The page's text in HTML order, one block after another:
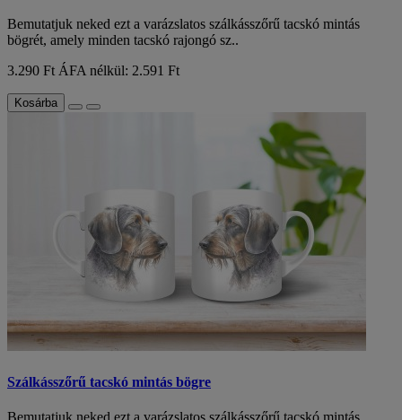
Bemutatjuk neked ezt a varázslatos szálkásszőrű tacskó mintás
bögrét, amely minden tacskó rajongó sz..
3.290 Ft ÁFA nélkül: 2.591 Ft
Kosárba
Szálkásszőrű tacskó mintás bögre